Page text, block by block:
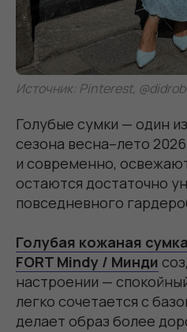
Источник: Pinterest,
Голубые сумки — один
сезона весна–лето
и современно,
остаются достаточно
повседневного
Голубая кожаная
FORT Mindy / Минди
настроении —
легко сочетается с
делает образ более